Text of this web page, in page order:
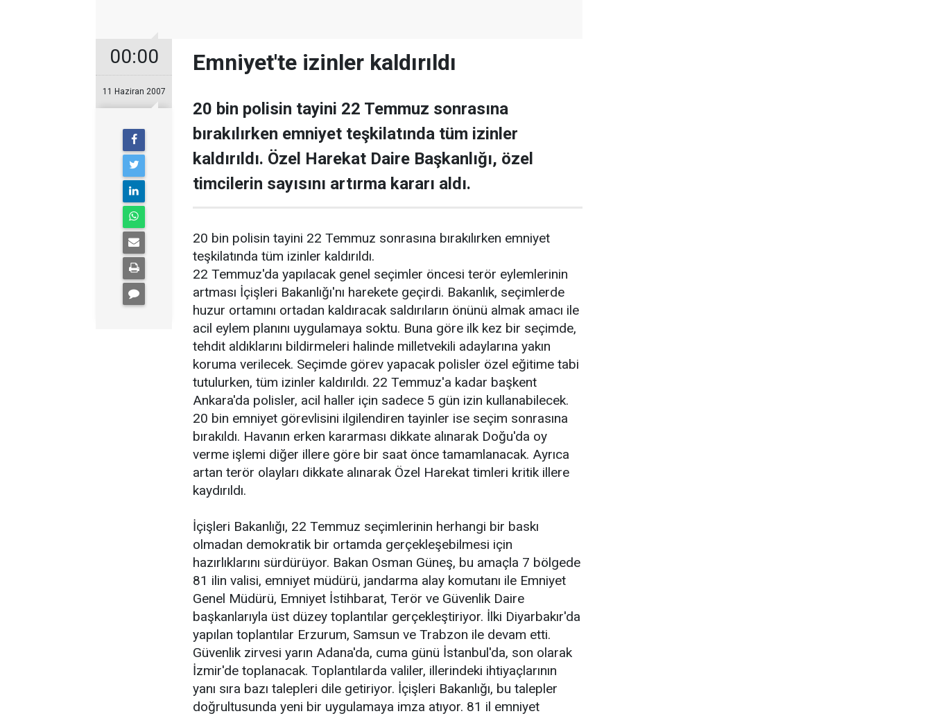
00:00
11 Haziran 2007
Emniyet'te izinler kaldırıldı
20 bin polisin tayini 22 Temmuz sonrasına
bırakılırken emniyet teşkilatında tüm izinler
kaldırıldı. Özel Harekat Daire Başkanlığı, özel
timcilerin sayısını artırma kararı aldı.
20 bin polisin tayini 22 Temmuz sonrasına bırakılırken emniyet
teşkilatında tüm izinler kaldırıldı.
22 Temmuz'da yapılacak genel seçimler öncesi terör eylemlerinin
artması İçişleri Bakanlığı'nı harekete geçirdi. Bakanlık, seçimlerde
huzur ortamını ortadan kaldıracak saldırıların önünü almak amacı ile
acil eylem planını uygulamaya soktu. Buna göre ilk kez bir seçimde,
tehdit aldıklarını bildirmeleri halinde milletvekili adaylarına yakın
koruma verilecek. Seçimde görev yapacak polisler özel eğitime tabi
tutulurken, tüm izinler kaldırıldı. 22 Temmuz'a kadar başkent
Ankara'da polisler, acil haller için sadece 5 gün izin kullanabilecek.
20 bin emniyet görevlisini ilgilendiren tayinler ise seçim sonrasına
bırakıldı. Havanın erken kararması dikkate alınarak Doğu'da oy
verme işlemi diğer illere göre bir saat önce tamamlanacak. Ayrıca
artan terör olayları dikkate alınarak Özel Harekat timleri kritik illere
kaydırıldı.
İçişleri Bakanlığı, 22 Temmuz seçimlerinin herhangi bir baskı
olmadan demokratik bir ortamda gerçekleşebilmesi için
hazırlıklarını sürdürüyor. Bakan Osman Güneş, bu amaçla 7 bölgede
81 ilin valisi, emniyet müdürü, jandarma alay komutanı ile Emniyet
Genel Müdürü, Emniyet İstihbarat, Terör ve Güvenlik Daire
başkanlarıyla üst düzey toplantılar gerçekleştiriyor. İlki Diyarbakır'da
yapılan toplantılar Erzurum, Samsun ve Trabzon ile devam etti.
Güvenlik zirvesi yarın Adana'da, cuma günü İstanbul'da, son olarak
İzmir'de toplanacak. Toplantılarda valiler, illerindeki ihtiyaçlarının
yanı sıra bazı talepleri dile getiriyor. İçişleri Bakanlığı, bu talepler
doğrultusunda yeni bir uygulamaya imza atıyor. 81 il emniyet